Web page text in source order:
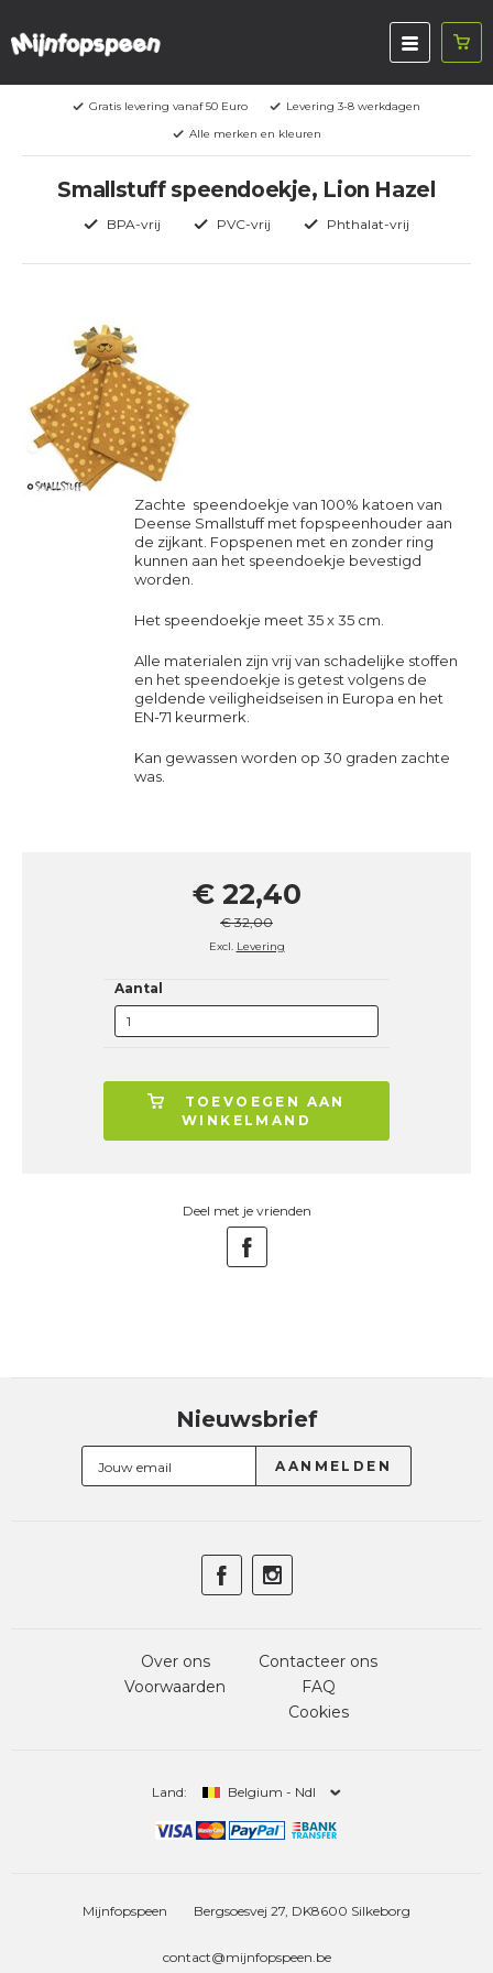
Gratis levering vanaf 50 Euro
Levering 3-8 werkdagen
Alle merken en kleuren
Smallstuff speendoekje, Lion Hazel
BPA-vrij PVC-vrij Phthalat-vrij
Zachte speendoekje van 100% katoen van
Deense Smallstuff met fopspeenhouder aan
de zijkant. Fopspenen met en zonder ring
kunnen aan het speendoekje bevestigd
worden.
Het speendoekje meet 35 x 35 cm.
Alle materialen zijn vrij van schadelijke stoffen
en het speendoekje is getest volgens de
geldende veiligheidseisen in Europa en het
EN-71 keurmerk.
Kan gewassen worden op 30 graden zachte
was.
€ 22,40
€ 32,00
Excl. Levering
Aantal
TOEVOEGEN AAN
WINKELMAND
Deel met je vrienden
Nieuwsbrief
Over ons
Voorwaarden
Contacteer ons
FAQ
Cookies
Land: Belgium - Ndl
Mijnfopspeen Bergsoesvej 27, DK8600 Silkeborg
contact@mijnfopspeen.be